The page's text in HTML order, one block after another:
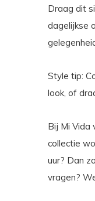
Draag dit
dagelijkse
Style tip:
look, of
Bij Mi Vida
collectie
uur? Dan
vragen?